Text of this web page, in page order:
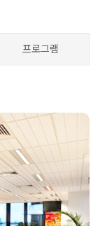
프로그램